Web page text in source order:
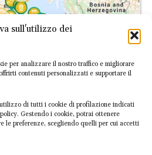
sull'utilizzo dei
per analizzare il nostro traffico e migliorare
contenuti personalizzati e supportare il
di tutti i cookie di profilazione indicati
Gestendo i cookie, potrai ottenere
le preferenze, scegliendo quelli per cui accetti